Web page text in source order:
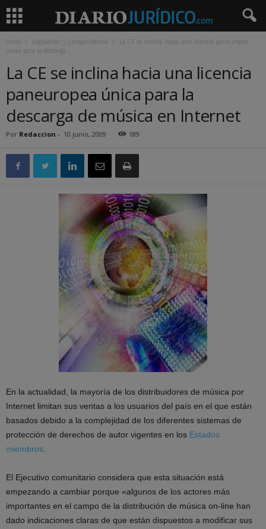
Inicio Legislación y jurisprudencia
La CE se inclina hacia una licencia paneuropea
única para la descarga...
La CE se inclina hacia una licencia
paneuropea única para la
descarga de música en Internet
Por Redaccion - 10 junio, 2009 189
En la actualidad, la mayoría de los distribuidores de música por
Internet limitan sus ventas a los usuarios del país en el que están
basados debido a la complejidad de los diferentes sistemas de
protección de derechos de autor vigentes en los Estados
miembros
El Ejecutivo comunitario considera que esta situación está
empezando a cambiar porque «algunos de los actores más
importantes en el campo de la distribución de música on-line han
dado indicaciones claras de que están dispuestos a modificar sus